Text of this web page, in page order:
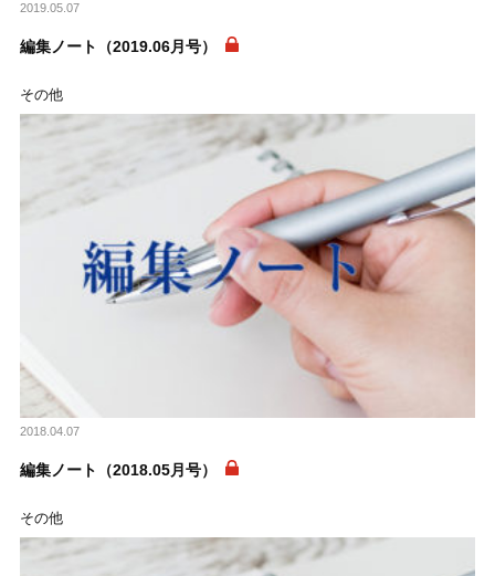
2019.05.07
編集ノート（2019.06月号）
その他
2018.04.07
編集ノート（2018.05月号）
その他